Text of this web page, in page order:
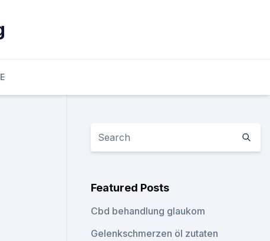
Featured Posts
Cbd behandlung glaukom
Gelenkschmerzen öl zutaten